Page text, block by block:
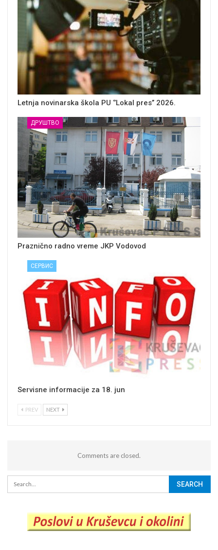
Letnja novinarska škola PU ‘’Lokal pres’’ 2026.
ДРУШТВО
Praznično radno vreme JKP Vodovod
СЕРВИС
Servisne informacije za 18. jun
PREV NEXT
Comments are closed.